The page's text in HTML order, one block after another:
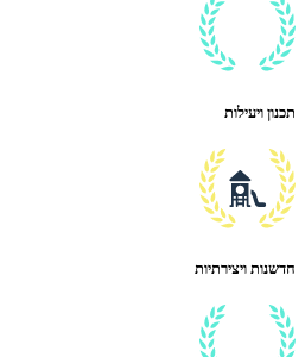
תכנון ויעילות
חדשנות ויצירתיות